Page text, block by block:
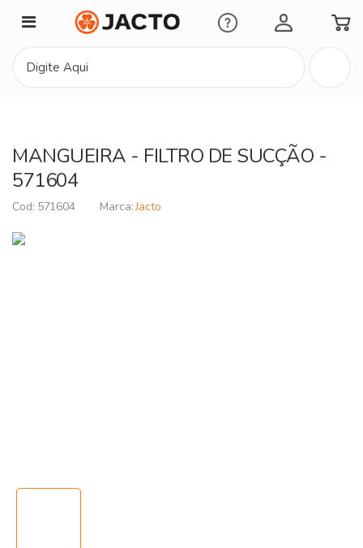
Minha Conta
MANGUEIRA - FILTRO DE SUCÇÃO -
571604
571604 Jacto